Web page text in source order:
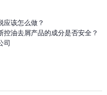
应该怎么做？
控油去屑产品的成分是否安全？
司